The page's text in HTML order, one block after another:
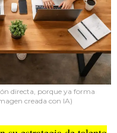
directa, porque ya forma
creada con IA)